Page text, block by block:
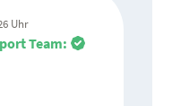
Uhr
Team: